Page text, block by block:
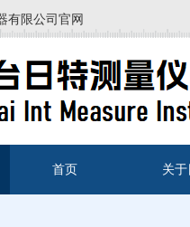
有限公司官网
首页 关